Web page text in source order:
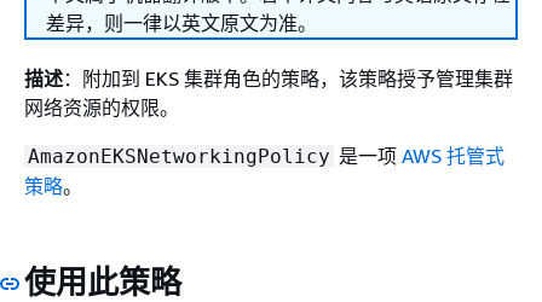
差异，则一律以英文原文为准。
描述：附加到 EKS 集群角色的策略，该策略授予管理集群
网络资源的权限。
AmazonEKSNetworkingPolicy 是一项 AWS 托管式
策略。
使用此策略